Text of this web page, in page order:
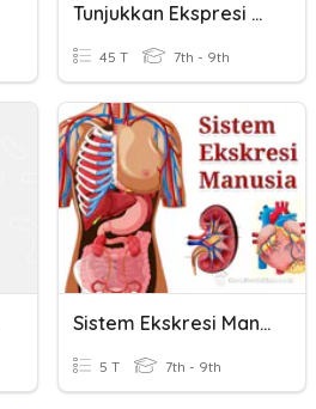
Tunjukkan Ekspresi Merdekamu !
45 T 7th - 9th
Sistem Ekskresi Manusia
5 T 7th - 9th